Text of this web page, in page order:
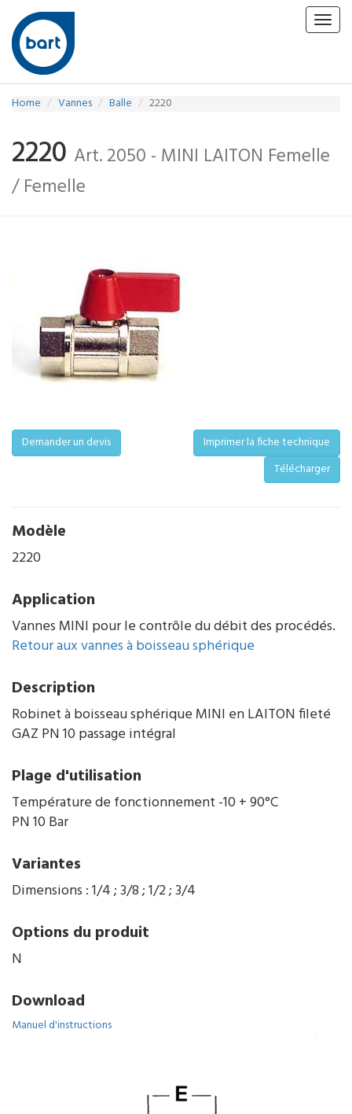
Home Vannes Balle 2220
2220 Art. 2050 - MINI LAITON Femelle
/ Femelle
Demander un devis
Imprimer la fiche technique
Télécharger
Modèle
2220
Application
Vannes MINI pour le contrôle du débit des procédés.
Retour aux vannes à boisseau sphérique
Description
Robinet à boisseau sphérique MINI en LAITON fileté
GAZ PN 10 passage intégral
Plage d'utilisation
Température de fonctionnement -10 + 90°C
PN 10 Bar
Variantes
Dimensions : 1/4 ; 3/8 ; 1/2 ; 3/4
Options du produit
N
Download
Manuel d'instructions